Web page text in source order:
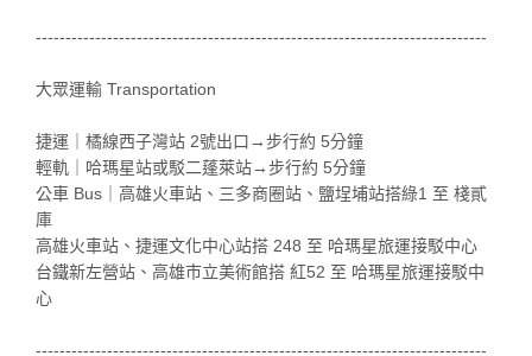
----------------------------------------------------------------------------
大眾運輸 Transportation
捷運｜橘線西子灣站 2號出口→步行約 5分鐘
輕軌｜哈瑪星站或駁二蓬萊站→步行約 5分鐘
公車 Bus｜高雄火車站、三多商圈站、鹽埕埔站搭綠1 至 棧貳
庫
高雄火車站、捷運文化中心站搭 248 至 哈瑪星旅運接駁中心
台鐵新左營站、高雄市立美術館搭 紅52 至 哈瑪星旅運接駁中
心
​----------------------------------------------------------------------------